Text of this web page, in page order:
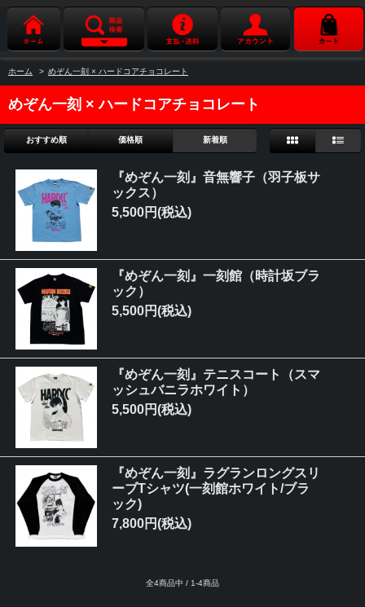
ホーム > めぞん一刻 × ハードコアチョコレート
めぞん一刻 × ハードコアチョコレート
おすすめ順 価格順 新着順
『めぞん一刻』音無響子（羽子板サ
ックス）
5,500円(税込)
『めぞん一刻』一刻館（時計坂ブラ
ック）
5,500円(税込)
『めぞん一刻』テニスコート（スマ
ッシュバニラホワイト）
5,500円(税込)
『めぞん一刻』ラグランロングスリ
ーブTシャツ(一刻館ホワイト/ブラ
ック)
7,800円(税込)
全4商品中 / 1-4商品